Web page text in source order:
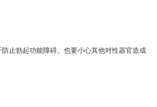
勃起功能障碍。也要小心其他对性器官造成